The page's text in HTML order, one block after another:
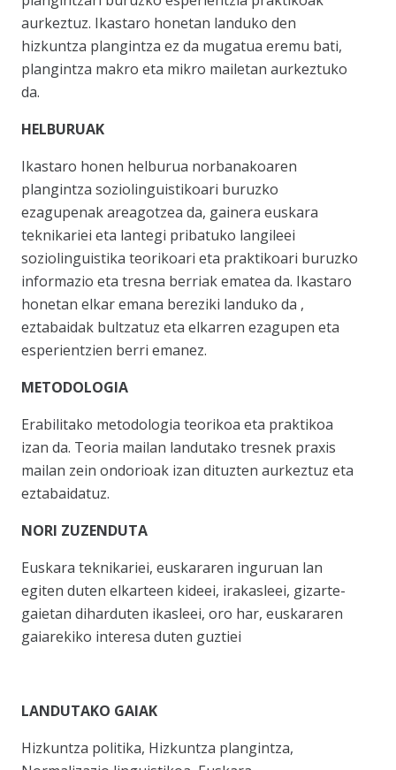
aurkeztuz. Ikastaro honetan landuko den
hizkuntza plangintza ez da mugatua eremu bati,
plangintza makro eta mikro mailetan aurkeztuko
da.
HELBURUAK
Ikastaro honen helburua norbanakoaren
plangintza soziolinguistikoari buruzko
ezagupenak areagotzea da, gainera euskara
teknikariei eta lantegi pribatuko langileei
soziolinguistika teorikoari eta praktikoari buruzko
informazio eta tresna berriak ematea da. Ikastaro
honetan elkar emana bereziki landuko da ,
eztabaidak bultzatuz eta elkarren ezagupen eta
esperientzien berri emanez.
METODOLOGIA
Erabilitako metodologia teorikoa eta praktikoa
izan da. Teoria mailan landutako tresnek praxis
mailan zein ondorioak izan dituzten aurkeztuz eta
eztabaidatuz.
NORI ZUZENDUTA
Euskara teknikariei, euskararen inguruan lan
egiten duten elkarteen kideei, irakasleei, gizarte-
gaietan diharduten ikasleei, oro har, euskararen
gaiarekiko interesa duten guztiei
LANDUTAKO GAIAK
Hizkuntza politika, Hizkuntza plangintza,